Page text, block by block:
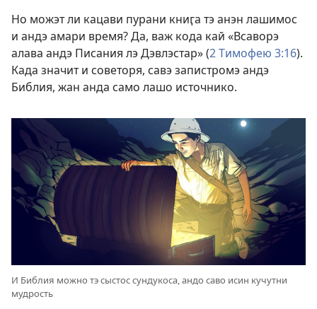
Но можэт ли кацави пурани книӷа тэ анэн лашимос
и андэ амари время? Да, важ кода кай «Всаворэ
алава андэ Писания лэ Дэвлэстар» (2 Тимофею 3:16).
Када значит и советоря, савэ запистромэ андэ
Библия, жан анда само лашо источнико.
И Библия можно тэ сыстос сундукоса, андо саво исин кучутни
мудрость